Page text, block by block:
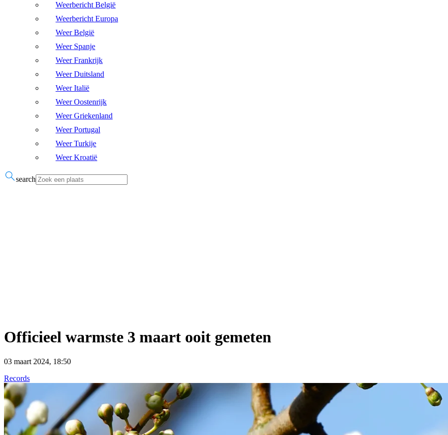
Weerbericht België
Weerbericht Europa
Weer België
Weer Spanje
Weer Frankrijk
Weer Duitsland
Weer Italië
Weer Oostenrijk
Weer Griekenland
Weer Portugal
Weer Turkije
Weer Kroatië
search
Officieel warmste 3 maart ooit gemeten
03 maart 2024, 18:50
Records